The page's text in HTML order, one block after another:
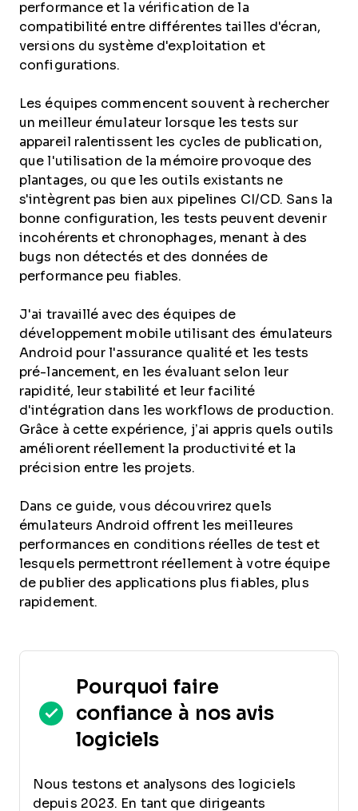
performance et la vérification de la
compatibilité entre différentes tailles d'écran,
versions du système d'exploitation et
configurations.
Les équipes commencent souvent à rechercher
un meilleur émulateur lorsque les tests sur
appareil ralentissent les cycles de publication,
que l'utilisation de la mémoire provoque des
plantages, ou que les outils existants ne
s'intègrent pas bien aux pipelines CI/CD. Sans la
bonne configuration, les tests peuvent devenir
incohérents et chronophages, menant à des
bugs non détectés et des données de
performance peu fiables.
J'ai travaillé avec des équipes de
développement mobile utilisant des émulateurs
Android pour l'assurance qualité et les tests
pré-lancement, en les évaluant selon leur
rapidité, leur stabilité et leur facilité
d'intégration dans les workflows de production.
Grâce à cette expérience, j’ai appris quels outils
améliorent réellement la productivité et la
précision entre les projets.
Dans ce guide, vous découvrirez quels
émulateurs Android offrent les meilleures
performances en conditions réelles de test et
lesquels permettront réellement à votre équipe
de publier des applications plus fiables, plus
rapidement.
Pourquoi faire
confiance à nos avis
logiciels
Nous testons et analysons des logiciels
depuis 2023. En tant que dirigeants